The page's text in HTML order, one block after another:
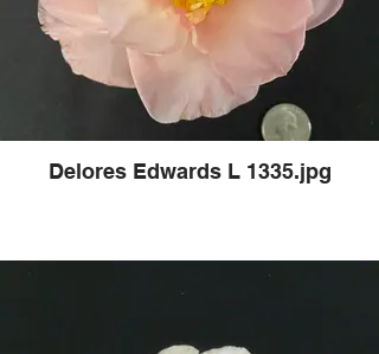
Delores Edwards L 1335.jpg